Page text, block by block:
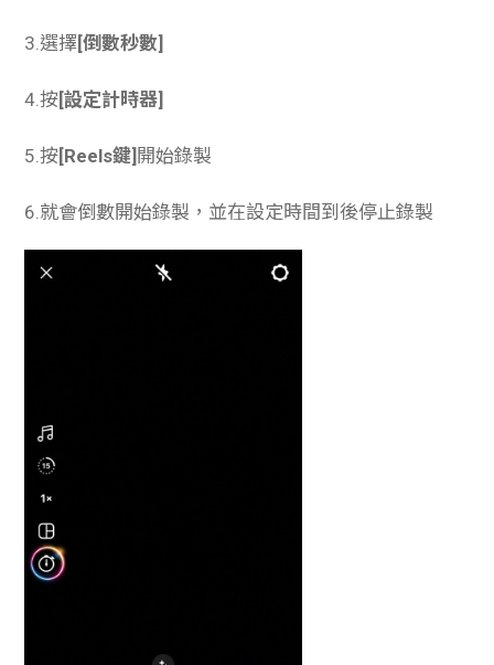
3.選擇[倒數秒數]
4.按[設定計時器]
5.按[Reels鍵] 開始錄製
6.就會倒數開始錄製，並在設定時間到後停止錄製